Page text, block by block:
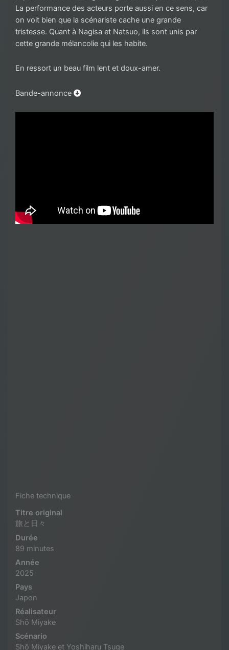
La performance des acteurs porte aussi en ce sens, car
on voit bien que la scénariste cache une grande
tristesse. Quant à Nagisa et Natsuo, ils sont unis par
cette grande mélancolie qui les habite.
En ressort un beau film lent et doux-amer.
Bande-annonce
Fiche technique
Titre original
旅と日々
Durée
89 minutes
Année
2025
Pays
Japon
Réalisateur
Shō Miyake
Scénario
Shō Miyake et Yoshiharu Tsuge